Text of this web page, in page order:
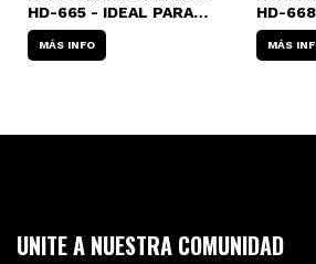
HD-665 - IDEAL PARA
BATERISTAS (REDUCCIÓN
DE RUIDOS)
MÁS INFO
HD-
MÁS
UNITE A NUESTRA COMUNIDAD